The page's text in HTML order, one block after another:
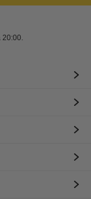
20:00.